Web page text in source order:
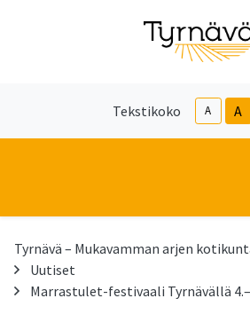
Tekstikoko A A
Tyrnävä – Mukavamman arjen
Uutiset
Marrastulet-festivaali Tyrnävällä